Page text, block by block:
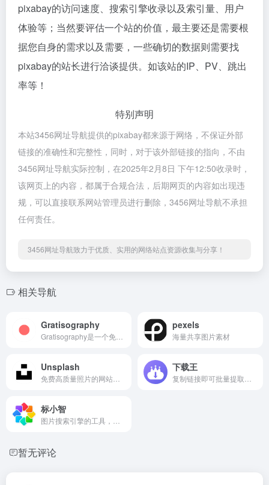
pixabay的访问速度、搜索引擎收录以及索引量、用户
体验等；当然要评估一个站的价值，最主要还是需要根
据您自身的需求以及需要，一些确切的数据则需要找
pixabay的站长进行洽谈提供。如该站的IP、PV、跳出
率等！
特别声明
本站3456网址导航提供的pixabay都来源于网络，不保证外部
链接的准确性和完整性，同时，对于该外部链接的指向，不由
3456网址导航实际控制，在2025年2月8日 下午12:50收录时，
该网页上的内容，都属于合规合法，后期网页的内容如出现违
规，可以直接联系网站管理员进行删除，3456网址导航不承担
任何责任。
3456网址导航致力于优质、实用的网络站点资源收集与分享！
相关导航
Gratisography pexels
海量共享图片素材
Unsplash 下载王
标小智
暂无评论